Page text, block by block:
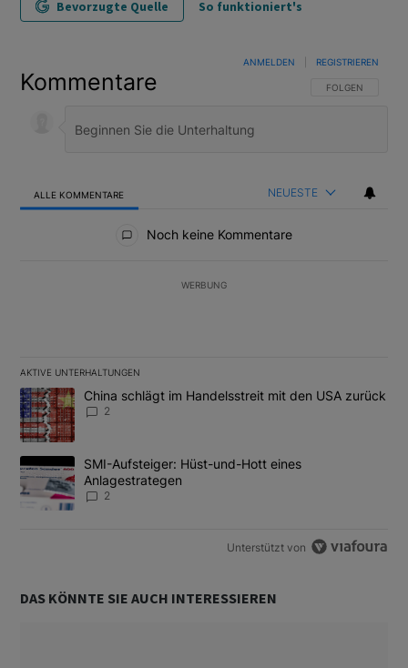
Bevorzugte Quelle So funktioniert's
Kommentare FOLGE DIESER
FOLGEN
ANMELDEN REGISTRIEREN
ALLE KOMMENTARE NEUESTE
Noch keine Kommentare
WERBUNG
AKTIVE UNTERHALTUNGEN
Das Folgende ist eine Liste der am meisten kommentierten
Ein Trendartikel mit dem Titel "China schlägt im Handelsstreit
China schlägt im Handelsstreit mit den USA zurück
2
Ein Trendartikel mit dem Titel "SMI-Aufsteiger: Hüst-und-Hott
SMI-Aufsteiger: Hüst-und-Hott eines
Anlagestrategen
2
Unterstützt von
DAS KÖNNTE SIE AUCH INTERESSIEREN